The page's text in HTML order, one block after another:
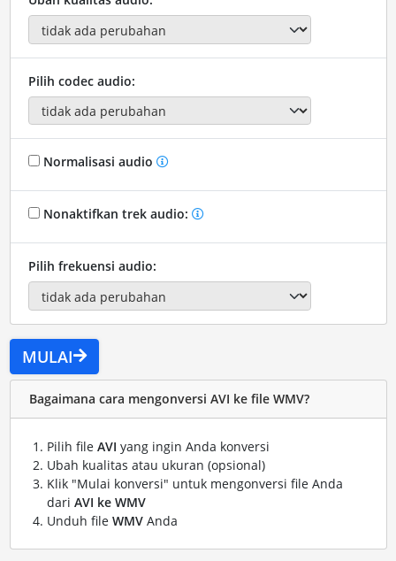
Pilih codec audio:
Normalisasi audio
Nonaktifkan trek audio:
Pilih frekuensi audio:
MULAI
Bagaimana cara mengonversi AVI ke file WMV?
Pilih file AVI yang ingin Anda konversi
Ubah kualitas atau ukuran (opsional)
Klik "Mulai konversi" untuk mengonversi file Anda
dari AVI ke WMV
Unduh file WMVAnda